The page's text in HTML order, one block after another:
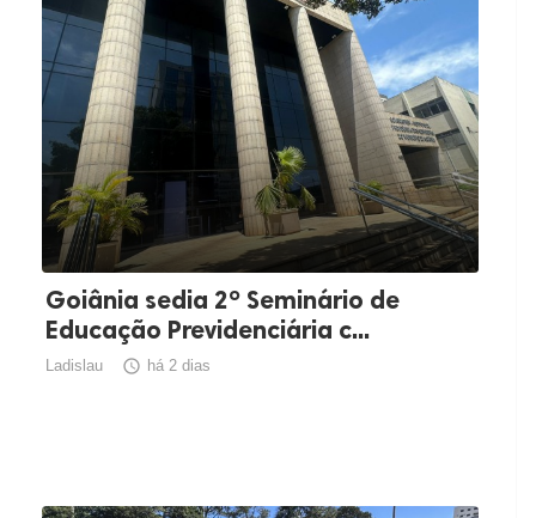
Goiânia sedia 2º Seminário de
Educação Previdenciária c...
Ladislau  há 2 dias